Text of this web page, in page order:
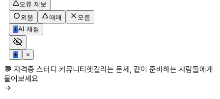
오류 제보
외움
애매
모름
✳AI 채점
✳ ×
💬 자격증 스터디 커뮤니티헷갈리는 문제, 같이 준비하는 사람들에게
물어보세요
→